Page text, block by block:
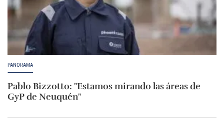
PANORAMA
Pablo Bizzotto: "Estamos mirando las áreas de
GyP de Neuquén"